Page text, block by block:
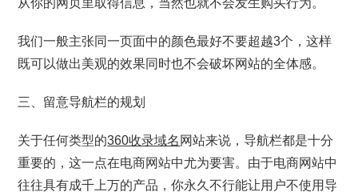
从你的网页里取得信息，当然也就不会发生购买行为。
我们一般主张同一页面中的颜色最好不要超越3个，这样
既可以做出美观的效果同时也不会破坏网站的全体感。
三、留意导航栏的规划
关于任何类型的360收录域名 网站来说，导航栏都是十分
重要的，这一点在电商网站中尤为要害。由于电商网站中
往往具有成千上万的产品，你永久不行能让用户不使用导